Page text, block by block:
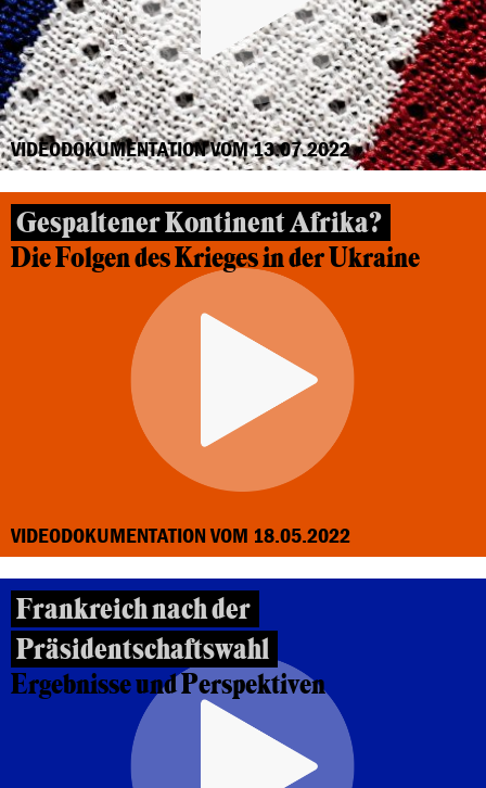
VIDEODOKUMENTATION VOM 13.07.2022
Gespaltener Kontinent Afrika?
Die Folgen des Krieges in der Ukraine
VIDEODOKUMENTATION VOM 18.05.2022
Frankreich nach der
Präsidentschaftswahl
Ergebnisse und Perspektiven